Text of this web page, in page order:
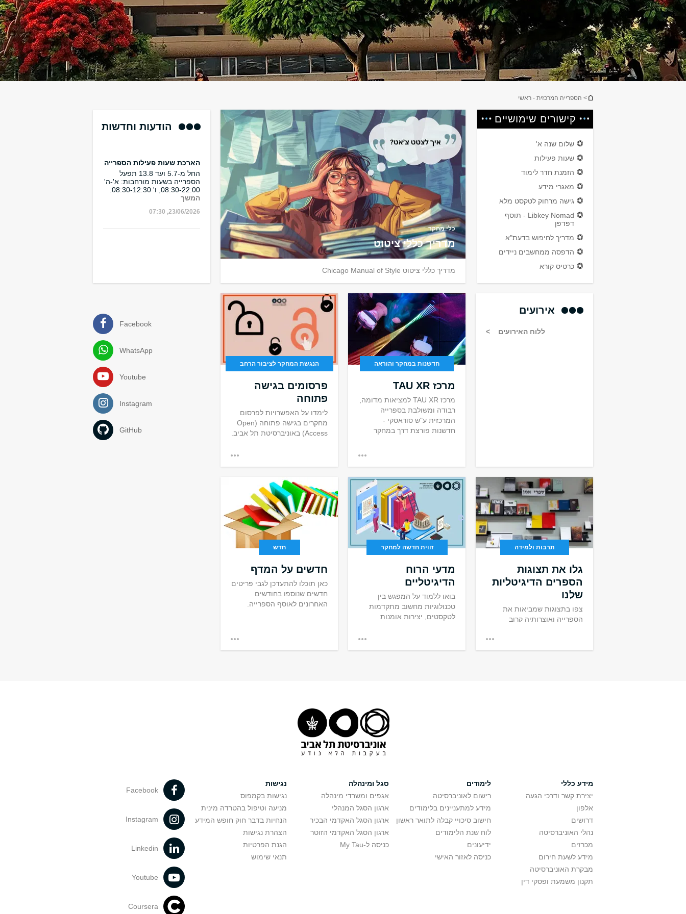
הינך נמצא כאן
> הספרייה המרכזית - ראשי
קישורים שימושיים
שלום שנה א'
שעות פעילות
הזמנת חדר לימוד
מאגרי מידע
גישה מרחוק לטקסט מלא
Libkey Nomad - תוסף
דפדפן
מדריך לחיפוש בדעת"א
הדפסה ממחשבים ניידים
כרטיס קורא
כלי מחקר
מדריך כללי ציטוט
מדריך כללי ציטוט Chicago Manual of Style
הודעות וחדשות
הארכת שעות פעילות הספרייה
החל מ-5.7 ועד 13.8 תפעל
הספרייה בשעות מורחבות: א'-ה'
08:30-22:00, ו' 08:30-12:30.
המשך
23/06/2026, 07:30
אירועים
ללוח האירועים
חדשנות במחקר והוראה
מרכז TAU XR
מרכז TAU XR למציאות מדומה,
רבודה ומשולבת בספרייה
המרכזית ע"ש סוראסקי -
חדשנות פורצת דרך במחקר
הנגשת המחקר לציבור הרחב
פרסומים בגישה
פתוחה
לימדו על האפשרויות לפרסום
מחקרים בגישה פתוחה (Open
Access) באוניברסיטת תל אביב.
Facebook
WhatsApp
Youtube
Instagram
GitHub
תרבות ולמידה
גלו את תצוגות
הספרים הדיגיטליות
שלנו
צפו בתצוגות שמביאות את
הספרייה ואוצרותיה קרוב
זווית חדשה למחקר
מדעי הרוח
הדיגיטליים
בואו ללמוד על המפגש בין
טכנולוגיות מחשוב מתקדמות
לטקסטים, יצירות אומנות
חדש
חדשים על המדף
כאן תוכלו להתעדכן לגבי פריטים
חדשים שנוספו בחודשים
האחרונים לאוסף הספרייה.
מידע כללי
יצירת קשר ודרכי הגעה
אלפון
דרושים
נהלי האוניברסיטה
מכרזים
מידע לשעת חירום
מבקרת האוניברסיטה
תקנון משמעת ופסקי דין
לימודים
רישום לאוניברסיטה
מידע למתעניינים בלימודים
חישוב סיכויי קבלה לתואר ראשון
לוח שנת הלימודים
ידיעונים
כניסה לאזור האישי
סגל ומינהלה
אגפים ומשרדי מינהלה
ארגון הסגל המנהלי
ארגון הסגל האקדמי הבכיר
ארגון הסגל האקדמי הזוטר
כניסה ל-My Tau
נגישות
נגישות בקמפוס
מניעה וטיפול בהטרדה מינית
הנחיות בדבר חוק חופש המידע
הצהרת נגישות
הגנת הפרטיות
תנאי שימוש
Facebook
Instagram
Linkedin
Youtube
Coursera